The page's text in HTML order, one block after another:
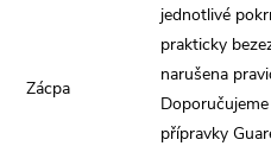
Zácpa
jednotlivé
prakticky
narušena
přípravky